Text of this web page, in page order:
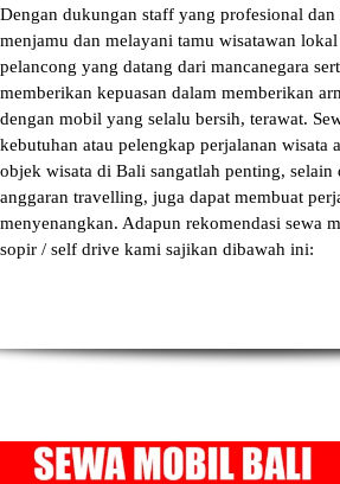
Dengan dukungan staff yang profesional dan
menjamu dan melayani tamu wisatawan
pelancong yang datang dari mancanegara
memberikan kepuasan dalam memberikan
dengan mobil yang selalu bersih, terawat.
kebutuhan atau pelengkap perjalanan wisata
objek wisata di Bali sangatlah penting, selain
anggaran travelling, juga dapat membuat
menyenangkan. Adapun rekomendasi sewa
sopir / self drive kami sajikan dibawah ini: